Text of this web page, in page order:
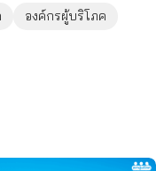
องค์กรผู้บริโภค